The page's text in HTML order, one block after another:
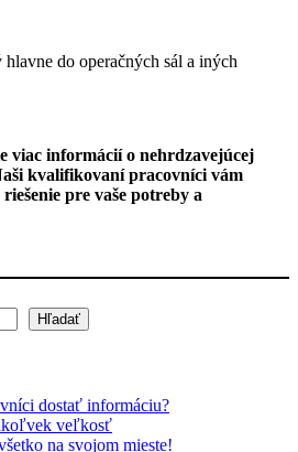
do operačných sál a iných
viac informácií o nehrdzavejúcej
kvalifikovaní pracovníci vám
pre vaše potreby a
Hľadať
dostať informáciu?
veľkosť
na svojom mieste!